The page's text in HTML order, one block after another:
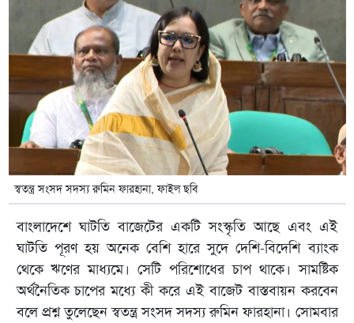
স্বতন্ত্র সংসদ সদস্য রুমিন ফারহানা, ফাইল ছবি
বাংলাদেশে ঘাটতি বাজেটের একটি সংস্কৃতি আছে এবং এই
ঘাটতি পূরণ হয় অনেক বেশি হারে সুদে দেশি-বিদেশি ব্যাংক
থেকে ঋণের মাধ্যমে। সেটি পরিশোধের চাপ থাকে। সামষ্টিক
অর্থনৈতিক চাপের মধ্যে কী করে এই বাজেট বাস্তবায়ন করবেন
বলে প্রশ্ন তুলেছেন স্বতন্ত্র সংসদ সদস‌্য রুমিন ফারহানা। সোমবার